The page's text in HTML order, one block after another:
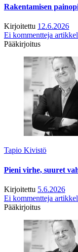
Rakentamisen
Kirjoitettu 12.6.2026
Ei kommentteja
Pääkirjoitus
Tapio Kivistö
Pieni virhe, suuret
Kirjoitettu 5.6.2026
Ei kommentteja
Pääkirjoitus